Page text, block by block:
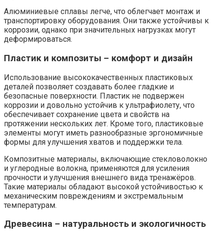
Алюминиевые сплавы легче, что облегчает монтаж и
транспортировку оборудования. Они также устойчивы к
коррозии, однако при значительных нагрузках могут
деформироваться.
Пластик и композиты – комфорт и дизайн
Использование высококачественных пластиковых
деталей позволяет создавать более гладкие и
безопасные поверхности. Пластик не подвержен
коррозии и довольно устойчив к ультрафиолету, что
обеспечивает сохранение цвета и свойств на
протяжении нескольких лет. Кроме того, пластиковые
элементы могут иметь разнообразные эргономичные
формы для улучшения хватов и поддержки тела.
Композитные материалы, включающие стекловолокно
и углеродные волокна, применяются для усиления
прочности и улучшения внешнего вида тренажёров.
Такие материалы обладают высокой устойчивостью к
механическим повреждениям и экстремальным
температурам.
Древесина – натуральность и экологичность